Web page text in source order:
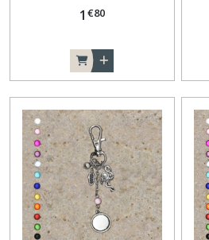
1 €80